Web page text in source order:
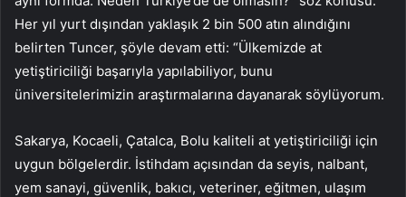
Her yıl yurt dışından yaklaşık 2 bin 500 atın alındığını
belirten Tuncer, şöyle devam etti: “Ülkemizde at
yetiştiriciliği başarıyla yapılabiliyor, bunu
üniversitelerimizin araştırmalarına dayanarak söylüyorum.
Sakarya, Kocaeli, Çatalca, Bolu kaliteli at yetiştiriciliği için
uygun bölgelerdir. İstihdam açısından da seyis, nalbant,
yem sanayi, güvenlik, bakıcı, veteriner, eğitmen, ulaşım